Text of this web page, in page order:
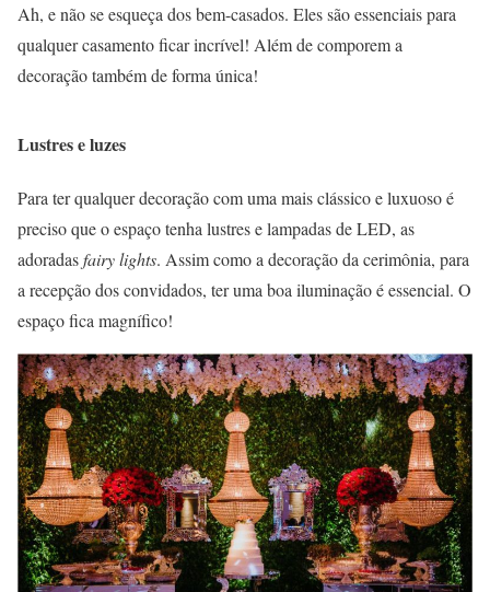
Ah, e não se esqueça dos bem-casados. Eles são essenciais para
qualquer casamento ficar incrível! Além de comporem a
decoração também de forma única!
Lustres e luzes
Para ter qualquer decoração com uma mais clássico e luxuoso é
preciso que o espaço tenha lustres e lampadas de LED, as
adoradasfairylights. Assim como a decoração da cerimônia, para
a recepção dos convidados, ter uma boa iluminação é essencial. O
espaço fica magnífico!